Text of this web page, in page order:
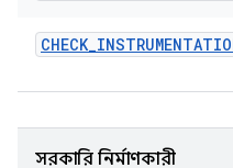
CHECK_
সরকারি নির্মাণকারী